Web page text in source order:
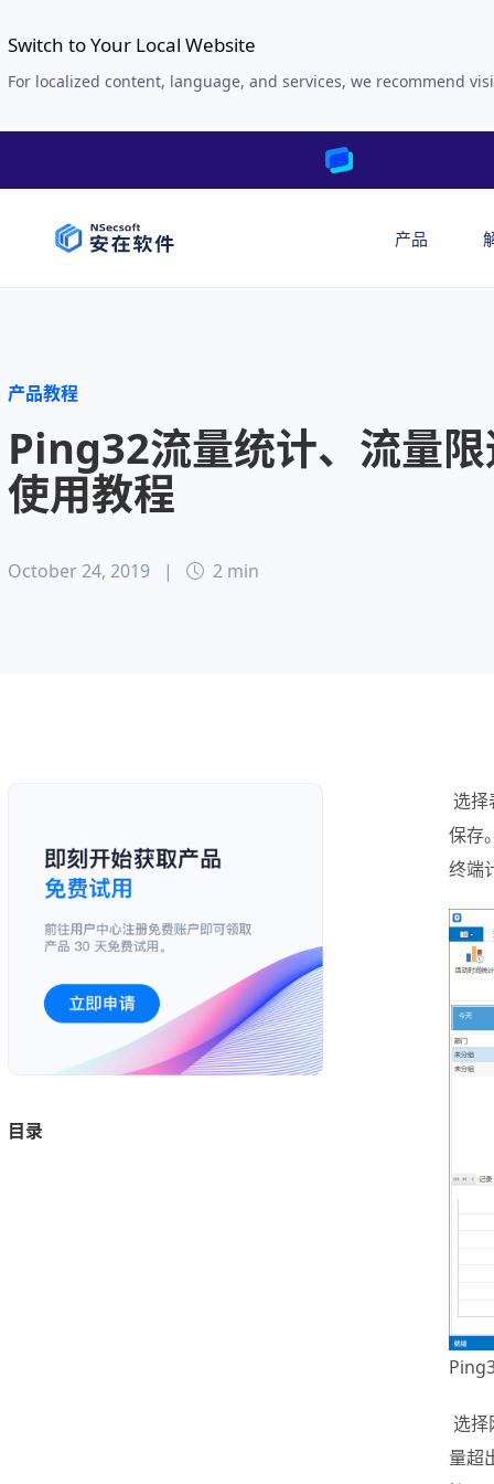
Switch to Your Local Website
For localized content, language, and services, we recommend
产品
产品教程
Ping32流量统计、流量
使用教程
October 24, 2019 | 2 min
目录
选
保存
终端
选
量超